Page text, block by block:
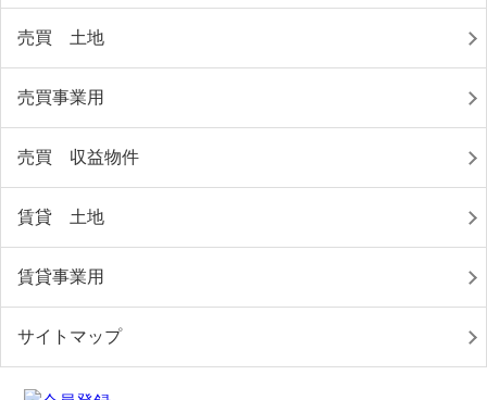
売買 土地
売買事業用
売買 収益物件
賃貸 土地
賃貸事業用
サイトマップ